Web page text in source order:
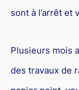
sont à l’arrêt et
Plusieurs mois
des travaux de